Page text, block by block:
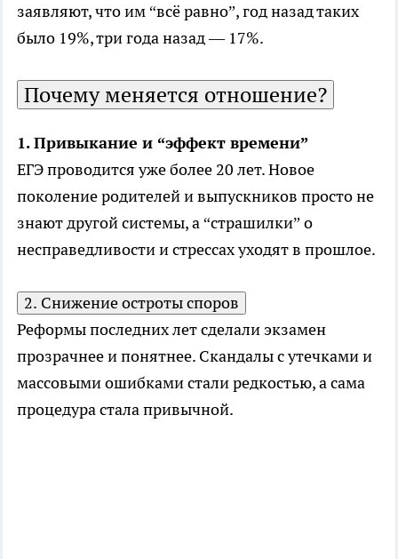
заявляют, что им “всё равно”, год назад таких
было 19%, три года назад — 17%.
Почему меняется отношение?
1. Привыкание и “эффект времени”
ЕГЭ проводится уже более 20 лет. Новое
поколение родителей и выпускников просто не
знают другой системы, а “страшилки” о
несправедливости и стрессах уходят в прошлое.
2. Снижение остроты споров
Реформы последних лет сделали экзамен
прозрачнее и понятнее. Скандалы с утечками и
массовыми ошибками стали редкостью, а сама
процедура стала привычной.